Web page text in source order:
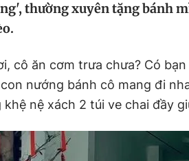
thường xuyên tặng bánh
cô ăn cơm trưa chưa? Có
nướng bánh cô mang đi
khệ nệ xách 2 túi ve chai đầy